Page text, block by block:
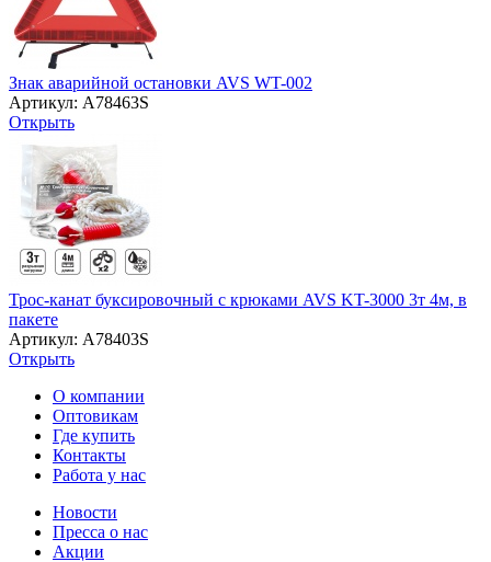
Знак аварийной остановки AVS WT-002
Артикул: A78463S
Открыть
Трос-канат буксировочный с крюками AVS KT-3000 3т 4м, в
пакете
Артикул: A78403S
Открыть
О компании
Оптовикам
Где купить
Контакты
Работа у нас
Новости
Пресса о нас
Акции